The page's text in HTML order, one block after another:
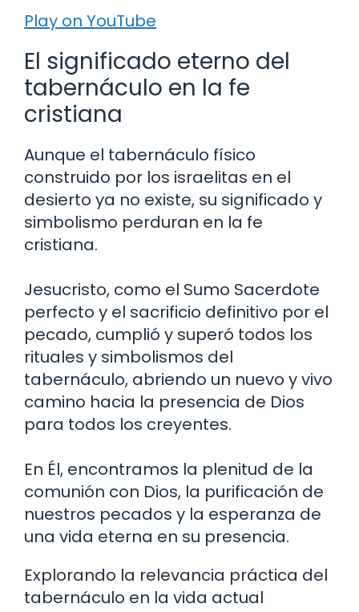
Play on YouTube
El significado eterno del
tabernáculo en la fe
cristiana
Aunque el tabernáculo físico
construido por los israelitas en el
desierto ya no existe, su significado y
simbolismo perduran en la fe
cristiana.
Jesucristo, como el Sumo Sacerdote
perfecto y el sacrificio definitivo por el
pecado, cumplió y superó todos los
rituales y simbolismos del
tabernáculo, abriendo un nuevo y vivo
camino hacia la presencia de Dios
para todos los creyentes.
En Él, encontramos la plenitud de la
comunión con Dios, la purificación de
nuestros pecados y la esperanza de
una vida eterna en su presencia.
Explorando la relevancia práctica del
tabernáculo en la vida actual